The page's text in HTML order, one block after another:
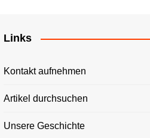
Links
Kontakt aufnehmen
Artikel durchsuchen
Unsere Geschichte